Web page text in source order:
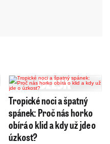
Tropické noci a špatný
spánek: Proč nás horko
obírá o klid a kdy už jde o
úzkost?